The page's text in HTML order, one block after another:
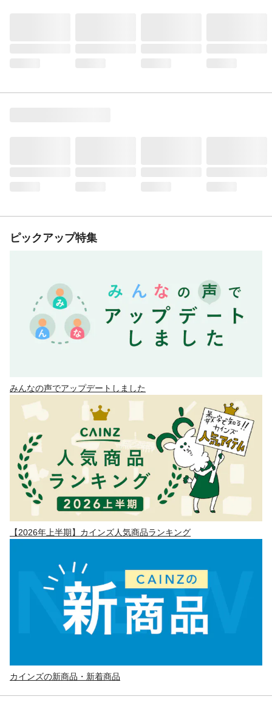
ピックアップ特集
みんなの声でアップデートしました
【2026年上半期】カインズ人気商品ランキング
カインズの新商品・新着商品